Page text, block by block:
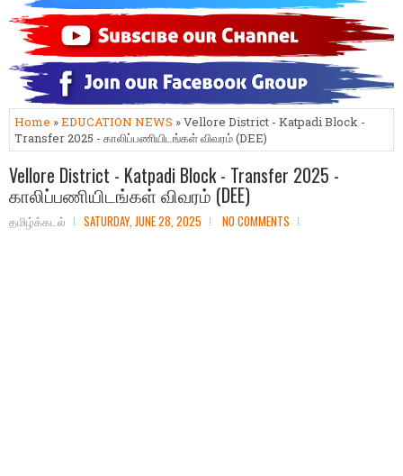
Home »EDUCATION NEWS » Vellore District - Katpadi Block -
Transfer 2025 - காலிப்பணியிடங்கள் விவரம் (DEE)
Vellore District - Katpadi Block - Transfer 2025 -
காலிப்பணியிடங்கள் விவரம் (DEE)
தமிழ்க்கடல் SATURDAY, JUNE 28, 2025 NO COMMENTS